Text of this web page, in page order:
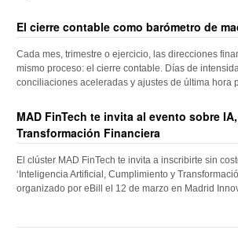
El cierre contable como barómetro de
Cada mes, trimestre o ejercicio, las direcciones
mismo proceso: el cierre contable. Días de
conciliaciones aceleradas y ajustes de última hora
MAD FinTech te invita al evento sobre
Transformación Financiera
El clúster MAD FinTech te invita a inscribirte sin
‘Inteligencia Artificial, Cumplimiento y
organizado por eBill el 12 de marzo en Madrid